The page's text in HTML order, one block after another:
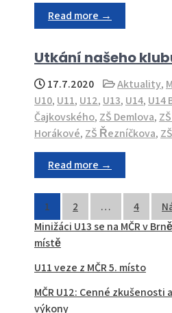
Read more →
Utkání našeho
17.7.2020 Aktuality,
U10, U11, U12, U13, U14, U14
Čajkovského, ZŠ Demlova,
Horákové, ZŠ Řezníčkova,
Read more →
příspěvků
1 2 … 4
Minižáci U13 se na MČR v
místě
U11 veze z MČR 5. místo
MČR U12: Cenné zkušenosti
výkony